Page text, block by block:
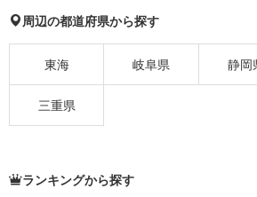
周辺の都道府県から探す
東海 岐阜県 静岡
三重県
ランキングから探す